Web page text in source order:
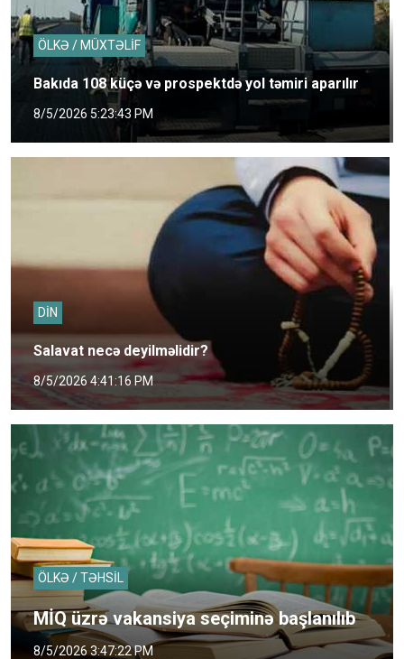
ÖLKƏ / MÜXTƏLİF
Bakıda 108 küçə və prospektdə yol təmiri aparılır
8/5/2026 5:23:43 PM
DİN
Salavat necə deyilməlidir?
8/5/2026 4:41:16 PM
ÖLKƏ / TƏHSİL
MİQ üzrə vakansiya seçiminə başlanılıb
8/5/2026 3:47:22 PM